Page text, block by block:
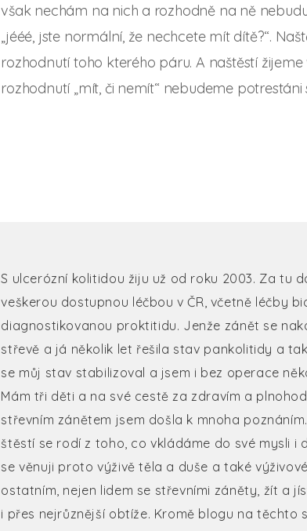
však nechám na nich a rozhodně na ně
„jééé, jste normální, že nechcete mít dítě?“.
rozhodnutí toho kterého páru. A naštěstí
rozhodnutí „mít, či nemít“ nebudeme
S ulcerózní kolitidou žiju už od roku 2003. Za tu
veškerou dostupnou léčbou v ČR, včetně léčby
diagnostikovanou proktitidu. Jenže zánět se
střevě a já několik let řešila stav pankolitidy a
se můj stav stabilizoval a jsem i bez operace
Mám tři děti a na své cestě za zdravím a
střevním zánětem jsem došla k mnoha
štěstí se rodí z toho, co vkládáme do své mysli i
se věnuji proto výživě těla a duše a také
ostatním, nejen lidem se střevními záněty, žít a
i přes nejrůznější obtíže. Kromě blogu na těchto